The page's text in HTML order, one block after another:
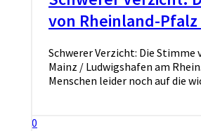
von Rheinland-
Schwerer Verzicht: Die
Mainz / Ludwigshafen am
Menschen leider noch auf die
0